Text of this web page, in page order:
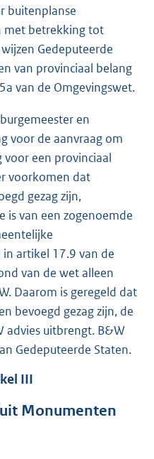
buitenplanse
met betrekking tot
Gedeputeerde
van provinciaal belang
van de Omgevingswet.
en
voor de aanvraag om
voor een provinciaal
voorkomen dat
gezag zijn,
is van een zogenoemde
artikel 17.9 van de
van de wet alleen
Daarom is geregeld dat
bevoegd gezag zijn, de
advies uitbrengt. B&W
Gedeputeerde Staten.
III
Monumenten